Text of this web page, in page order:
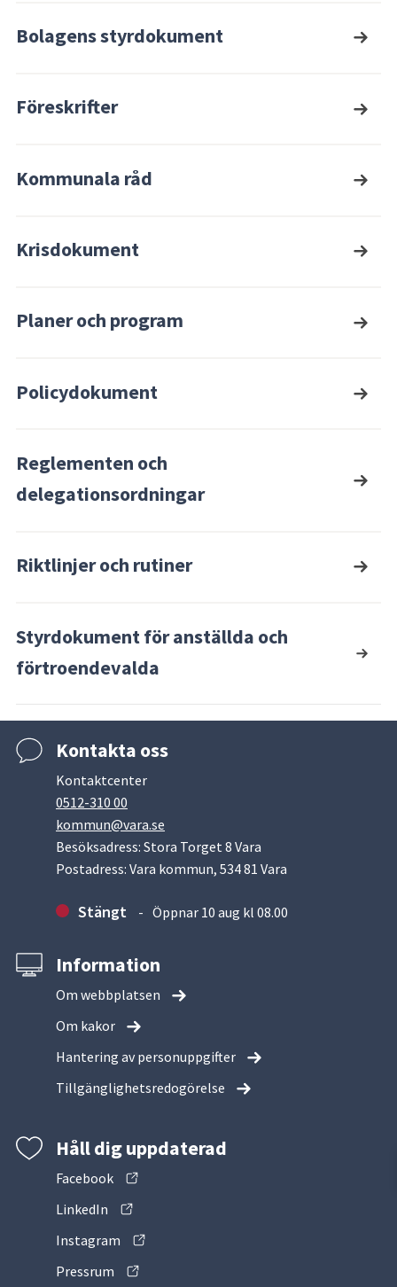
Bolagens styrdokument
Föreskrifter
Kommunala råd
Krisdokument
Planer och program
Policydokument
Reglementen och
delegationsordningar
Riktlinjer och rutiner
Styrdokument för anställda och
förtroendevalda
Kontakta oss
Kontaktcenter
0512-310 00
kommun@vara.se
Besöksadress: Stora Torget 8 Vara
Postadress: Vara kommun, 534 81 Vara
Stängt Öppnar 10 aug kl 08.00
Information
Om webbplatsen
Om kakor
Hantering av personuppgifter
Tillgänglighetsredogörelse
Håll dig uppdaterad
Facebook
LinkedIn
Instagram
Pressrum